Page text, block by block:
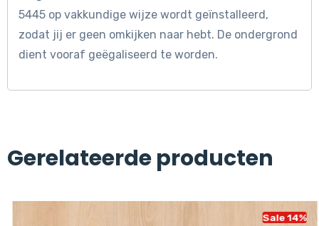
5445 op vakkundige wijze wordt geïnstalleerd,
zodat jij er geen omkijken naar hebt. De ondergrond
dient vooraf geëgaliseerd te worden.
Gerelateerde producten
Sale 14%